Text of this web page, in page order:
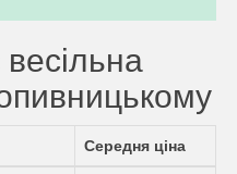
Середня ціна